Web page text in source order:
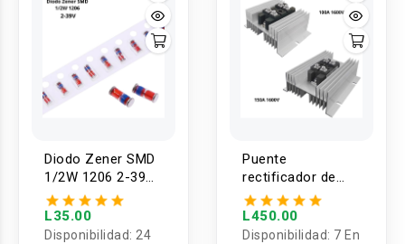
Diodo Zener SMD
1/2W 1206 2-39V
1 valor (5U)
L35.00
Disponibilidad: 24
Puente
rectificador de
potencia MDQ
100A 1600V /
150A 1600V
L450.00
Disponibilidad: 7 En